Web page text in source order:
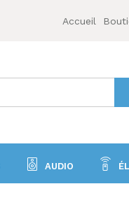
Accueil
AUDIO